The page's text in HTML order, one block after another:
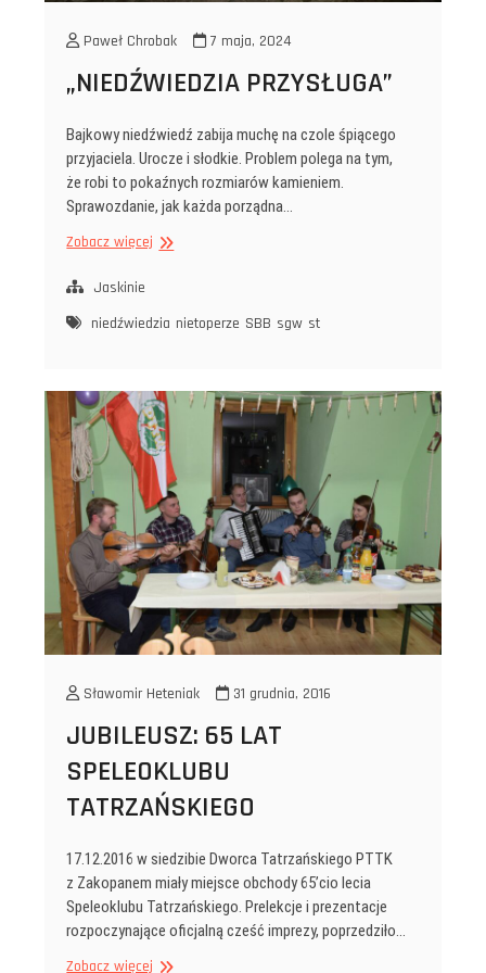
Paweł Chrobak 7 maja, 2024
„NIEDŹWIEDZIA PRZYSŁUGA”
Bajkowy niedźwiedź zabija muchę na czole śpiącego
przyjaciela. Urocze i słodkie. Problem polega na tym,
że robi to pokaźnych rozmiarów kamieniem.
Sprawozdanie, jak każda porządna…
Zobacz więcej „NIEDŹWIEDZIA
Jaskinie
niedźwiedzia nietoperze SBB sgw st
Sławomir Heteniak 31 grudnia, 2016
JUBILEUSZ: 65 LAT
SPELEOKLUBU
TATRZAŃSKIEGO
17.12.2016 w siedzibie Dworca Tatrzańskiego PTTK
z Zakopanem miały miejsce obchody 65’cio lecia
Speleoklubu Tatrzańskiego. Prelekcje i prezentacje
rozpoczynające oficjalną cześć imprezy, poprzedziło…
Zobacz więcej JUBILEUSZ: